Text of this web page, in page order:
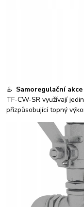
♨️ Samoregulační akce
TF-CW-SR využívají
přizpůsobující topný